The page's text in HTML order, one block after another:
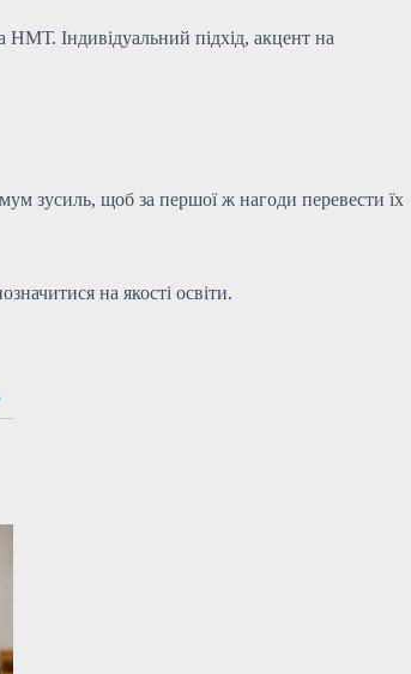
НМТ. Індивідуальний підхід, акцент на
зусиль, щоб за першої ж нагоди перевести їх
на якості освіти.